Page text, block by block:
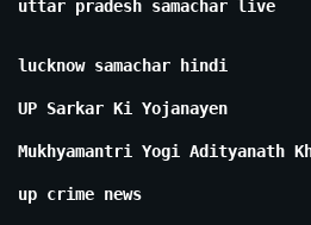
uttar pradesh samachar live
lucknow samachar hindi
UP Sarkar Ki Yojanayen
Mukhyamantri Yogi Adityanath
up crime news